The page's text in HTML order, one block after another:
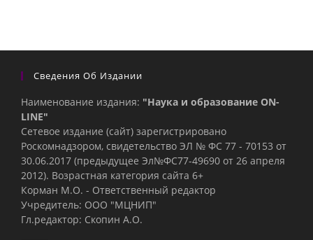
Сведения Об Издании
Наименование издания: "Наука и образование ON-
LINE"
Сетевое издание (сайт) зарегистрировано
Роскомнадзором, свидетельство ЭЛ № ФС 77 - 70153 от
30.06.2017 (предыдущее Эл№ФC77-49690 от 26 апреля
2012). Возрастная категория сайта 6+
Корман М.О. - Ответственный редактор
Учредитель: ООО "МЦНИП"
Гл.редактор: Скопин А.О.